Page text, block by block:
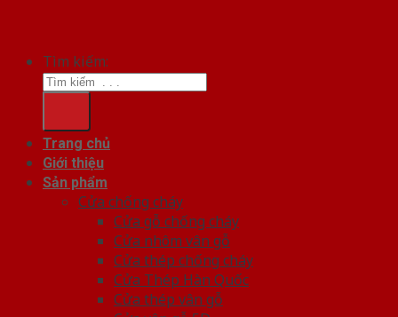
Tìm kiếm:
Trang chủ
Giới thiệu
Sản phẩm
Cửa chống cháy
Cửa gỗ chống cháy
Cửa nhôm vân gỗ
Cửa thép chống cháy
Cửa Thép Hàn Quốc
Cửa thép vân gỗ